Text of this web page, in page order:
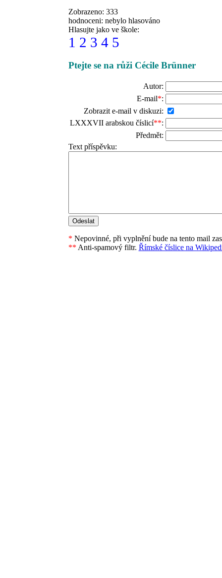
Zobrazeno: 333
hodnoceni: nebylo hlasováno
Hlasujte jako ve škole:
1 2 3 4 5
Ptejte se na růži Cécile Brünner
Autor:
E-mail*:
Zobrazit e-mail v diskuzi:
LXXXVII arabskou číslicí**:
Předmět:
Text příspěvku:
* Nepovinné, při vyplnění bude na tento mail
** Anti-spamový filtr. Římské číslice na